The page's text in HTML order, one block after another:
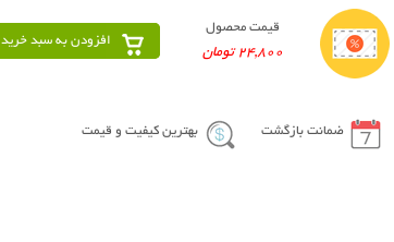
قیمت محصول
24,800 تومان
افزودن به سبد خرید
ضمانت بازگشت بهترین کیفیت و قیمت